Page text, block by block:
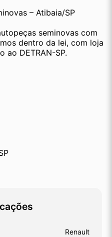
– Atibaia/SP
seminovas com
dentro da lei, com loja
ao DETRAN-SP.
Renault